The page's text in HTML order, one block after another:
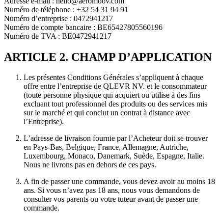
Numéro de téléphone : +32 54 31 94 91
Numéro d’entreprise : 0472941217
Numéro de compte bancaire : BE65427805560196
Numéro de TVA : BE0472941217
ARTICLE 2. CHAMP D’APPLICATION
Les présentes Conditions Générales s’appliquent à chaque
offre entre l’entreprise de QLEVR NV. et le consommateur
(toute personne physique qui acquiert ou utilise à des fins
excluant tout professionnel des produits ou des services mis
sur le marché et qui conclut un contrat à distance avec
l’Entreprise).
L’adresse de livraison fournie par l’Acheteur doit se trouver
en Pays-Bas, Belgique, France, Allemagne, Autriche,
Luxembourg, Monaco, Danemark, Suède, Espagne, Italie.
Nous ne livrons pas en dehors de ces pays.
A fin de passer une commande, vous devez avoir au moins 18
ans. Si vous n’avez pas 18 ans, nous vous demandons de
consulter vos parents ou votre tuteur avant de passer une
commande.